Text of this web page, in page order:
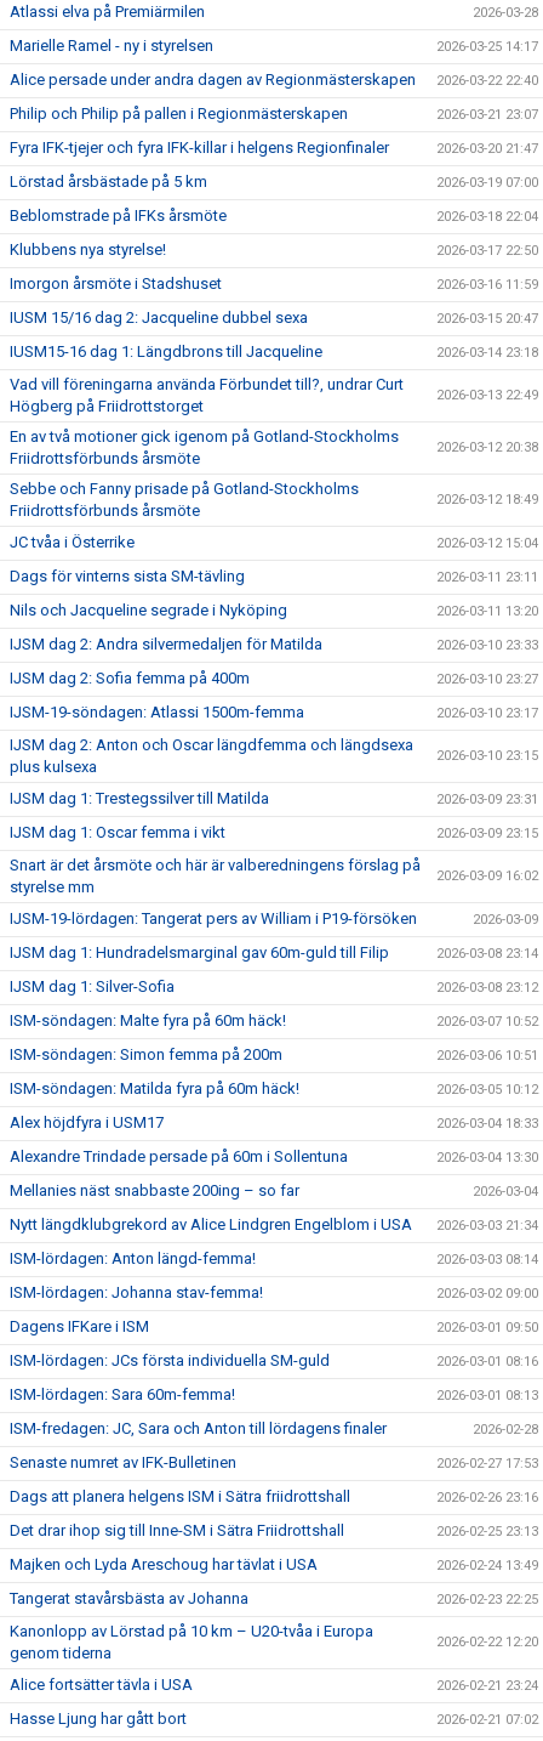
Atlassi elva på Premiärmilen 2026-03-28
Marielle Ramel - ny i styrelsen 2026-03-25 14:17
Alice persade under andra dagen av Regionmästerskapen 2026-03-22 22:40
Philip och Philip på pallen i Regionmästerskapen 2026-03-21 23:07
Fyra IFK-tjejer och fyra IFK-killar i helgens Regionfinaler 2026-03-20 21:47
Lörstad årsbästade på 5 km 2026-03-19 07:00
Beblomstrade på IFKs årsmöte 2026-03-18 22:04
Klubbens nya styrelse! 2026-03-17 22:50
Imorgon årsmöte i Stadshuset 2026-03-16 11:59
IUSM 15/16 dag 2: Jacqueline dubbel sexa 2026-03-15 20:47
IUSM15-16 dag 1: Längdbrons till Jacqueline 2026-03-14 23:18
Vad vill föreningarna använda Förbundet till?, undrar Curt
Högberg på Friidrottstorget
2026-03-13 22:49
En av två motioner gick igenom på Gotland-Stockholms
Friidrottsförbunds årsmöte
2026-03-12 20:38
Sebbe och Fanny prisade på Gotland-Stockholms
Friidrottsförbunds årsmöte
2026-03-12 18:49
JC tvåa i Österrike 2026-03-12 15:04
Dags för vinterns sista SM-tävling 2026-03-11 23:11
Nils och Jacqueline segrade i Nyköping 2026-03-11 13:20
IJSM dag 2: Andra silvermedaljen för Matilda 2026-03-10 23:33
IJSM dag 2: Sofia femma på 400m 2026-03-10 23:27
IJSM-19-söndagen: Atlassi 1500m-femma 2026-03-10 23:17
IJSM dag 2: Anton och Oscar längdfemma och längdsexa
plus kulsexa
2026-03-10 23:15
IJSM dag 1: Trestegssilver till Matilda 2026-03-09 23:31
IJSM dag 1: Oscar femma i vikt 2026-03-09 23:15
Snart är det årsmöte och här är valberedningens förslag på
styrelse mm
2026-03-09 16:02
IJSM-19-lördagen: Tangerat pers av William i P19-försöken 2026-03-09
IJSM dag 1: Hundradelsmarginal gav 60m-guld till Filip 2026-03-08 23:14
IJSM dag 1: Silver-Sofia 2026-03-08 23:12
ISM-söndagen: Malte fyra på 60m häck! 2026-03-07 10:52
ISM-söndagen: Simon femma på 200m 2026-03-06 10:51
ISM-söndagen: Matilda fyra på 60m häck! 2026-03-05 10:12
Alex höjdfyra i USM17 2026-03-04 18:33
Alexandre Trindade persade på 60m i Sollentuna 2026-03-04 13:30
Mellanies näst snabbaste 200ing – so far 2026-03-04
Nytt längdklubgrekord av Alice Lindgren Engelblom i USA 2026-03-03 21:34
ISM-lördagen: Anton längd-femma! 2026-03-03 08:14
ISM-lördagen: Johanna stav-femma! 2026-03-02 09:00
Dagens IFKare i ISM 2026-03-01 09:50
ISM-lördagen: JCs första individuella SM-guld 2026-03-01 08:16
ISM-lördagen: Sara 60m-femma! 2026-03-01 08:13
ISM-fredagen: JC, Sara och Anton till lördagens finaler 2026-02-28
Senaste numret av IFK-Bulletinen 2026-02-27 17:53
Dags att planera helgens ISM i Sätra friidrottshall 2026-02-26 23:16
Det drar ihop sig till Inne-SM i Sätra Friidrottshall 2026-02-25 23:13
Majken och Lyda Areschoug har tävlat i USA 2026-02-24 13:49
Tangerat stavårsbästa av Johanna 2026-02-23 22:25
Kanonlopp av Lörstad på 10 km – U20-tvåa i Europa
genom tiderna
2026-02-22 12:20
Alice fortsätter tävla i USA 2026-02-21 23:24
Hasse Ljung har gått bort 2026-02-21 07:02